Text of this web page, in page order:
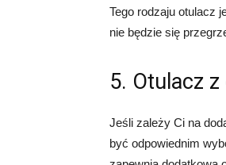
Tego rodzaju otulacz
nie będzie się
5. Otulacz
Jeśli zależy Ci na
być odpowiednim